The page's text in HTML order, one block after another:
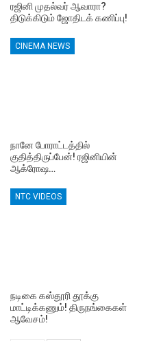
ரஜினி முதல்வர் ஆவாரா?
திடுக்கிடும் ஜோதிடக் கணிப்பு!
CINEMA NEWS
நானே போராட்டத்தில்
குதித்திருப்பேன்! ரஜினியின்
ஆக்ரோஷ…
NTC VIDEOS
நடிகை கஸ்தூரி தூக்கு
மாட்டிக்கணும்! திருநங்கைகள்
ஆவேசம்!